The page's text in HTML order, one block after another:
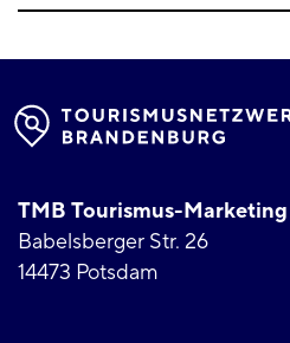
TMB Tourismus-
Babelsberger Str. 26
14473 Potsdam